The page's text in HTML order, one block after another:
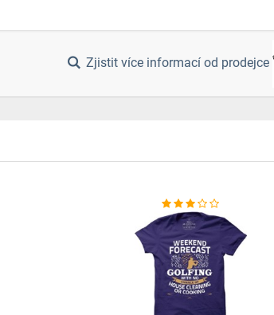
Zjistit více informací od prodejce